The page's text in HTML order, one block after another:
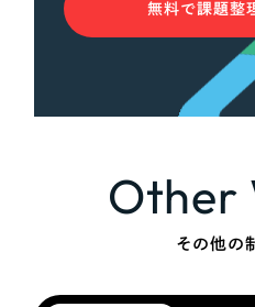
無料で課題整
Other
その他の